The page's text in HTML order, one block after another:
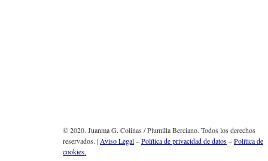
© 2020. Juanma G. Colinas / Plumilla Berciano. Todos los derechos
reservados. |Aviso Legal–Política de privacidad de datos–Política de
cookies.